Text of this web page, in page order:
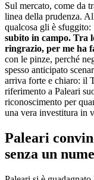
Sul mercato, come da
linea della prudenza.
qualcosa gli è sfuggito:
subito in campo. Tra
ringrazio, per me ha
con le pinze, perché
spesso anticipato
arriva forte e chiaro: il
riferimento a Paleari
riconoscimento per
una vera investitura in
Paleari
senza un